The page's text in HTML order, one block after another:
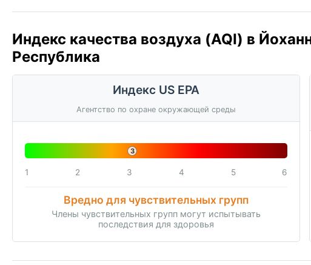
Индекс качества воздуха (AQI) в
Республика
Индекс US EPA
Агентство по охране окружающей среды
3
1 2 3 4 5 6
Вредно для чувствительных групп
Члены чувствительных групп могут испытывать
последствия для здоровья